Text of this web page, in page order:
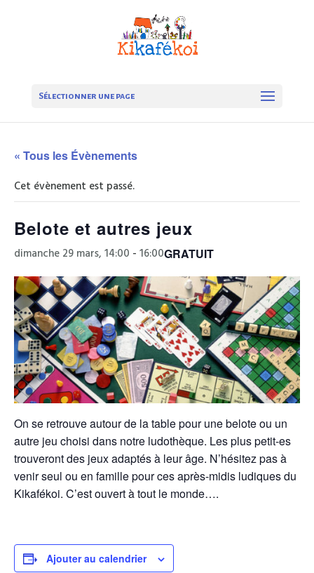
Sélectionner une page
« Tous les Évènements
Cet évènement est passé.
Belote et autres jeux
dimanche 29 mars, 14:00 - 16:00GRATUIT
On se retrouve autour de la table pour une belote ou un
autre jeu choisi dans notre ludothèque. Les plus petit-es
trouveront des jeux adaptés à leur âge. N’hésitez pas à
venir seul ou en famille pour ces après-midis ludiques du
Kikafékoi. C’est ouvert à tout le monde….
Ajouter au calendrier